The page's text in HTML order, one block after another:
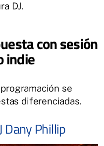
DJ.
con sesión
indie
se
diferenciadas.
Dany Phillip